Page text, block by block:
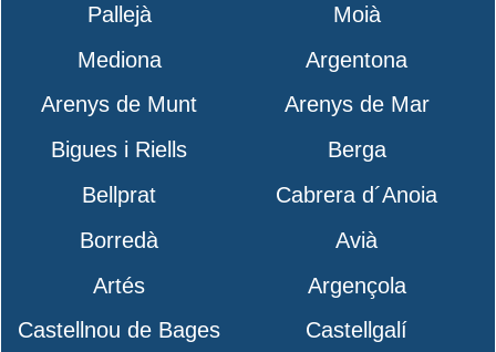
Pallejà
Moià
Mediona
Argentona
Arenys de Munt
Arenys de Mar
Bigues i Riells
Berga
Bellprat
Cabrera d´Anoia
Borredà
Avià
Artés
Argençola
Castellnou de Bages
Castellgalí